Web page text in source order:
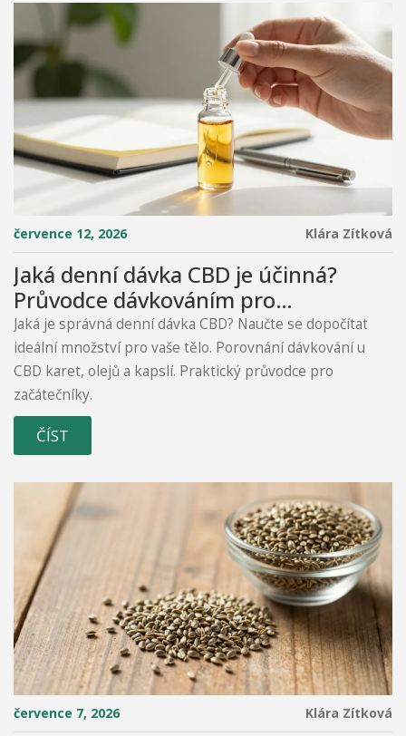
července 12, 2026 Klára Zítková
Jaká denní dávka CBD je účinná?
Průvodce dávkováním pro
začátečníky i pokročilé
Jaká je správná denní dávka CBD? Naučte se dopočítat
ideální množství pro vaše tělo. Porovnání dávkování u
CBD karet, olejů a kapslí. Praktický průvodce pro
začátečníky.
ČÍST
července 7, 2026 Klára Zítková